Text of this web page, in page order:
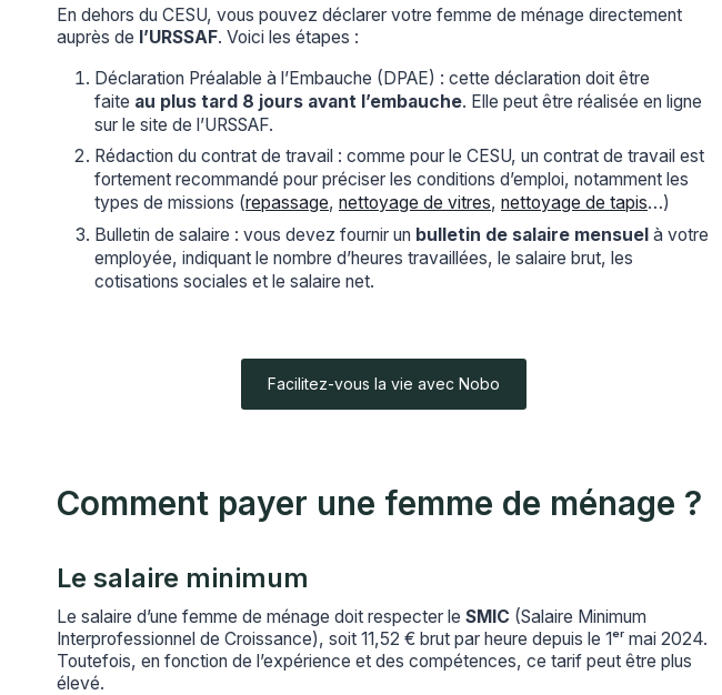
En dehors du CESU, vous pouvez déclarer votre femme de ménage directement
auprès de l’URSSAF. Voici les étapes :
Déclaration Préalable à l’Embauche (DPAE) : cette déclaration doit être
faite au plus tard 8 jours avant l’embauche. Elle peut être réalisée en ligne
sur le site de l’URSSAF.
Rédaction du contrat de travail : comme pour le CESU, un contrat de travail est
fortement recommandé pour préciser les conditions d’emploi, notamment les
types de missions (repassage, nettoyage de vitres, nettoyage de tapis…)
Bulletin de salaire : vous devez fournir un bulletin de salaire mensuel à votre
employée, indiquant le nombre d’heures travaillées, le salaire brut, les
cotisations sociales et le salaire net.
Facilitez-vous la vie avec Nobo
Comment payer une femme de ménage ?
Le salaire minimum
Le salaire d’une femme de ménage doit respecter le SMIC (Salaire Minimum
Interprofessionnel de Croissance), soit 11,52 € brut par heure depuis le 1ᵉʳ mai 2024.
Toutefois, en fonction de l’expérience et des compétences, ce tarif peut être plus
élevé.